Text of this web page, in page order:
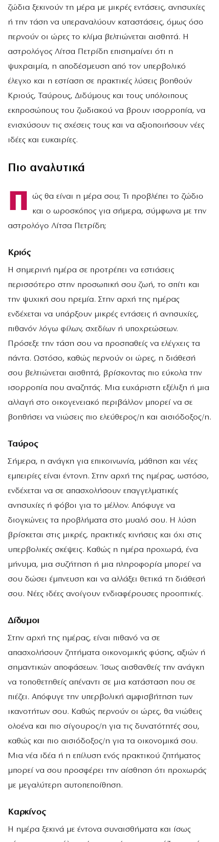
ζώδια ξεκινούν τη μέρα με μικρές εντάσεις, ανησυχίες
ή την τάση να υπεραναλύουν καταστάσεις, όμως όσο
περνούν οι ώρες το κλίμα βελτιώνεται αισθητά. Η
αστρολόγος Λίτσα Πετρίδη επισημαίνει ότι η
ψυχραιμία, η αποδέσμευση από τον υπερβολικό
έλεγχο και η εστίαση σε πρακτικές λύσεις βοηθούν
Κριούς, Ταύρους, Διδύμους και τους υπόλοιπους
εκπροσώπους του ζωδιακού να βρουν ισορροπία, να
ενισχύσουν τις σχέσεις τους και να αξιοποιήσουν νέες
ιδέες και ευκαιρίες.
Πιο αναλυτικά
Π
ώς θα είναι η μέρα σου; Τι προβλέπει το ζώδιο
και ο ωροσκόπος για σήμερα, σύμφωνα με την
αστρολόγο Λίτσα Πετρίδη;
Κριός
Η σημερινή ημέρα σε προτρέπει να εστιάσεις
περισσότερο στην προσωπική σου ζωή, το σπίτι και
την ψυχική σου ηρεμία. Στην αρχή της ημέρας
ενδέχεται να υπάρξουν μικρές εντάσεις ή ανησυχίες,
πιθανόν λόγω φίλων, σχεδίων ή υποχρεώσεων.
Πρόσεξε την τάση σου να προσπαθείς να ελέγχεις τα
πάντα. Ωστόσο, καθώς περνούν οι ώρες, η διάθεσή
σου βελτιώνεται αισθητά, βρίσκοντας πιο εύκολα την
ισορροπία που αναζητάς. Μια ευχάριστη εξέλιξη ή μια
αλλαγή στο οικογενειακό περιβάλλον μπορεί να σε
βοηθήσει να νιώσεις πιο ελεύθερος/η και αισιόδοξος/η.
Ταύρος
Σήμερα, η ανάγκη για επικοινωνία, μάθηση και νέες
εμπειρίες είναι έντονη. Στην αρχή της ημέρας, ωστόσο,
ενδέχεται να σε απασχολήσουν επαγγελματικές
ανησυχίες ή φόβοι για το μέλλον. Απόφυγε να
διογκώνεις τα προβλήματα στο μυαλό σου. Η λύση
βρίσκεται στις μικρές, πρακτικές κινήσεις και όχι στις
υπερβολικές σκέψεις. Καθώς η ημέρα προχωρά, ένα
μήνυμα, μια συζήτηση ή μια πληροφορία μπορεί να
σου δώσει έμπνευση και να αλλάξει θετικά τη διάθεσή
σου. Νέες ιδέες ανοίγουν ενδιαφέρουσες προοπτικές.
Δίδυμοι
Στην αρχή της ημέρας, είναι πιθανό να σε
απασχολήσουν ζητήματα οικονομικής φύσης, αξιών ή
σημαντικών αποφάσεων. Ίσως αισθανθείς την ανάγκη
να τοποθετηθείς απέναντι σε μια κατάσταση που σε
πιέζει. Απόφυγε την υπερβολική αμφισβήτηση των
ικανοτήτων σου. Καθώς περνούν οι ώρες, θα νιώθεις
ολοένα και πιο σίγουρος/η για τις δυνατότητές σου,
καθώς και πιο αισιόδοξος/η για τα οικονομικά σου.
Μια νέα ιδέα ή η επίλυση ενός πρακτικού ζητήματος
μπορεί να σου προσφέρει την αίσθηση ότι προχωράς
με μεγαλύτερη αυτοπεποίθηση.
Καρκίνος
Η ημέρα ξεκινά με έντονα συναισθήματα και ίσως